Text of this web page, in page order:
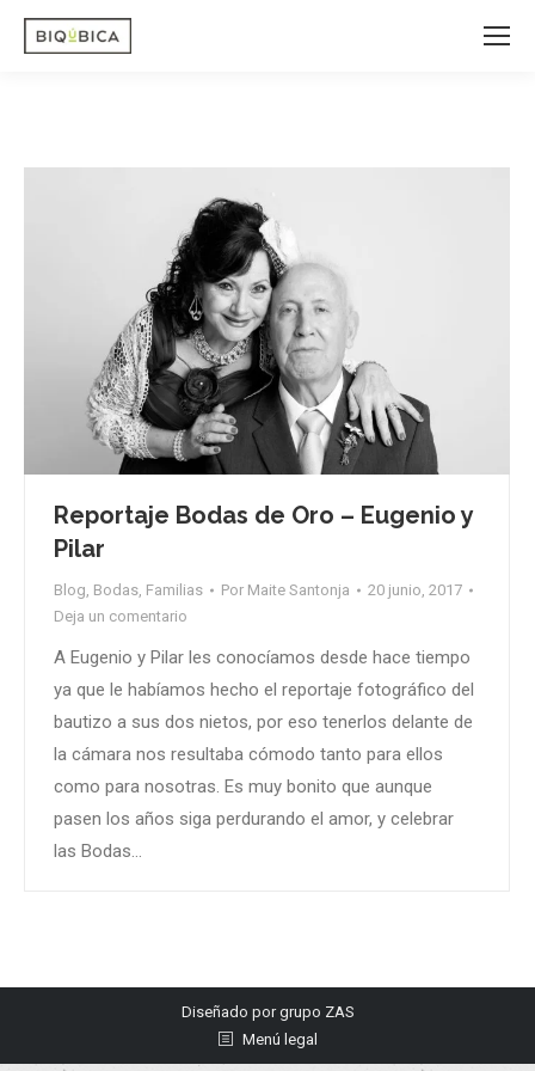
Reportaje Bodas de Oro – Eugenio y
Pilar
Blog Bodas Familias Por Maite Santonja
20 junio, 2017
Deja un comentario
A Eugenio y Pilar les conocíamos desde hace tiempo
ya que le habíamos hecho el reportaje fotográfico del
bautizo a sus dos nietos, por eso tenerlos delante de
la cámara nos resultaba cómodo tanto para ellos
como para nosotras. Es muy bonito que aunque
pasen los años siga perdurando el amor, y celebrar
las Bodas…
Diseñado porgrupo ZAS
Menú legal